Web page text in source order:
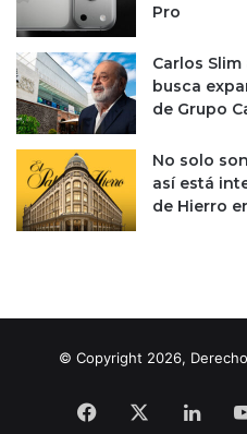
Pro
Carlos
busca
de Grupo
No solo
así está
de Hierro
© Copyright 2026,
Facebook